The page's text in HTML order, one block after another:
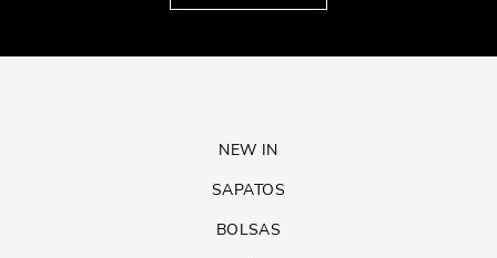
NEW IN
SAPATOS
BOLSAS